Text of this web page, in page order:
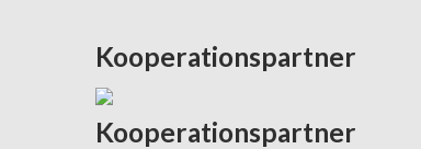
Kooperationspartner
Kooperationspartner